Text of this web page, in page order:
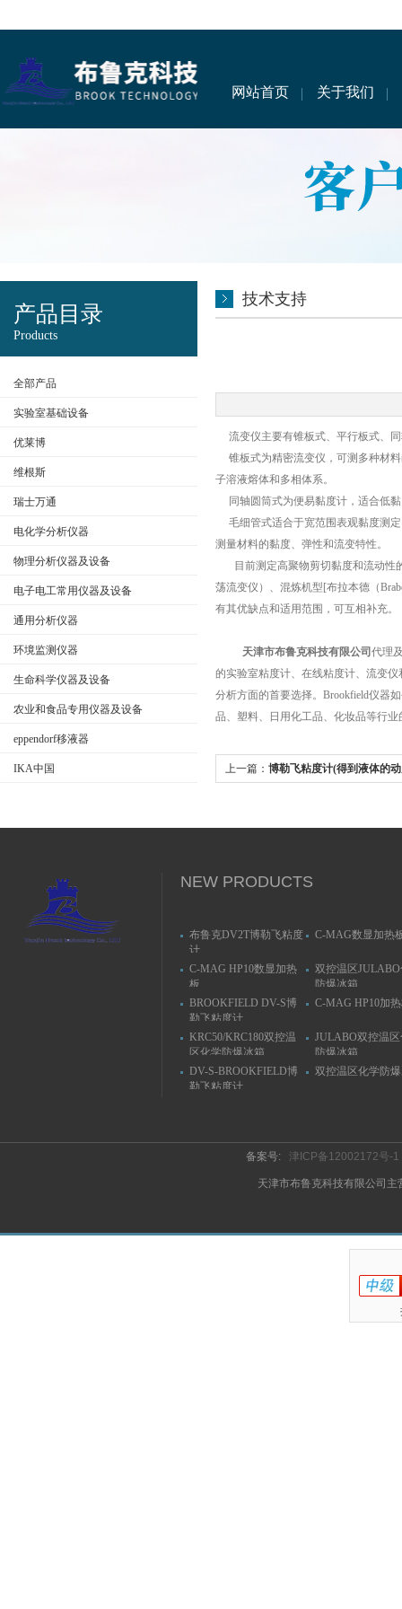
网站首页 关于我们
产品目录
Products
全部产品
实验室基础设备
优莱博
维根斯
瑞士万通
电化学分析仪器
物理分析仪器及设备
电子电工常用仪器及设备
通用分析仪器
环境监测仪器
生命科学仪器及设备
农业和食品专用仪器及设备
eppendorf移液器
IKA中国
技术支持
流变仪主要有锥板式、平行板式
锥板式为精密流变仪，可测多种材
子溶液熔体和多相体系。
同轴圆筒式为便易黏度计，适合
毛细管式适合于宽范围表观黏度测定
测量材料的黏度、弹性和流变特性
目前测定高聚物剪切黏度和流动性
荡流变仪）、混炼机型[布拉本德（
有其优缺点和适用范围，可互相补充。
天津市布鲁克科技有限公司 代理
的实验室粘度计、在线粘度计、流变
分析方面的首要选择。Brookfield仪器
品、塑料、日用化工品、化妆品等行
上一篇： 博勒飞粘度计(得到液体的
NEW PRODUCTS
布鲁克DV2T博勒飞粘度
计
C-MAG数显加热
C-MAG HP10数显加热
板
双控温区
防爆冰箱
BROOKFIELD DV-S博
勒飞粘度计
C-MAG HP10加
KRC50/KRC180双控温
区化学防爆冰箱
JULABO双控温
防爆冰箱
DV-S-BROOKFIELD博
勒飞粘度计
双控温区化学防
备案号:津ICP备12002172号-1
天津市布鲁克科技有限公司主